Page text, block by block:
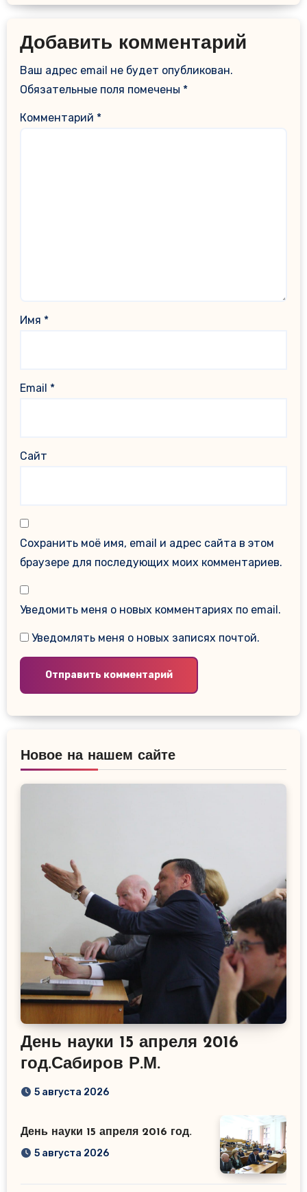
Добавить комментарий
Ваш адрес email не будет опубликован.
Обязательные поля помечены *
Комментарий *
Имя *
Email *
Сайт
Сохранить моё имя, email и адрес сайта в этом
браузере для последующих моих комментариев.
Уведомить меня о новых комментариях по email.
Уведомлять меня о новых записях почтой.
Новое на нашем сайте
День науки 15 апреля 2016
год.Сабиров Р.М.
5 августа 2026
День науки 15 апреля 2016 год.
5 августа 2026